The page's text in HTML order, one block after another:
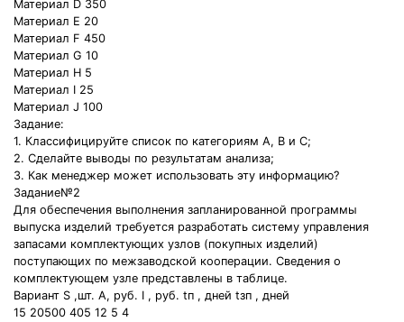
Материал D 350
Материал E 20
Материал F 450
Материал G 10
Материал H 5
Материал I 25
Материал J 100
Задание:
1. Классифицируйте список по категориям А, В и С;
2. Сделайте выводы по результатам анализа;
3. Как менеджер может использовать эту информацию?
Задание№2
Для обеспечения выполнения запланированной программы
выпуска изделий требуется разработать систему управления
запасами комплектующих узлов (покупных изделий)
поступающих по межзаводской кооперации. Сведения о
комплектующем узле представлены в таблице.
Вариант S ,шт. А, руб. I , руб. tп , дней tзп , дней
15 20500 405 12 5 4